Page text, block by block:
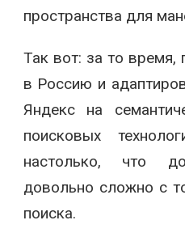
пространства для
Так вот: за то время,
в Россию и
Яндекс на
поисковых
настолько, что
довольно сложно с
поиска.